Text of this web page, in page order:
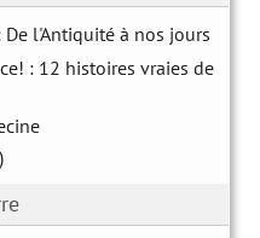
l'Antiquité à nos jours
: 12 histoires vraies de